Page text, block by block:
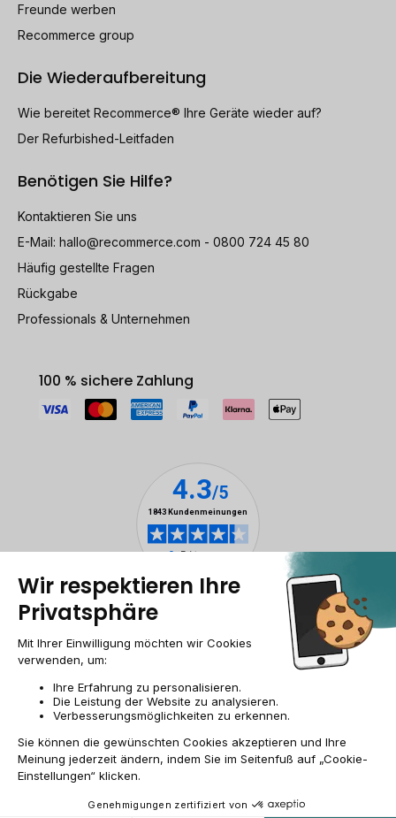
Freunde werben
Recommerce group
Die Wiederaufbereitung
Wie bereitet Recommerce® Ihre Geräte wieder auf?
Der Refurbished-Leitfaden
Benötigen Sie Hilfe?
Kontaktieren Sie uns
E-Mail: hallo@recommerce.com - 0800 724 45 80
Häufig gestellte Fragen
Rückgabe
Professionals & Unternehmen
100 % sichere Zahlung
Impressum & ANB Allgemeine GeschäftsbedingungenCookies
Personenbezogener datenBarrierefreiheit
© 2009-2026 RECOMMERCE - Alle Rechte vorbehalten.